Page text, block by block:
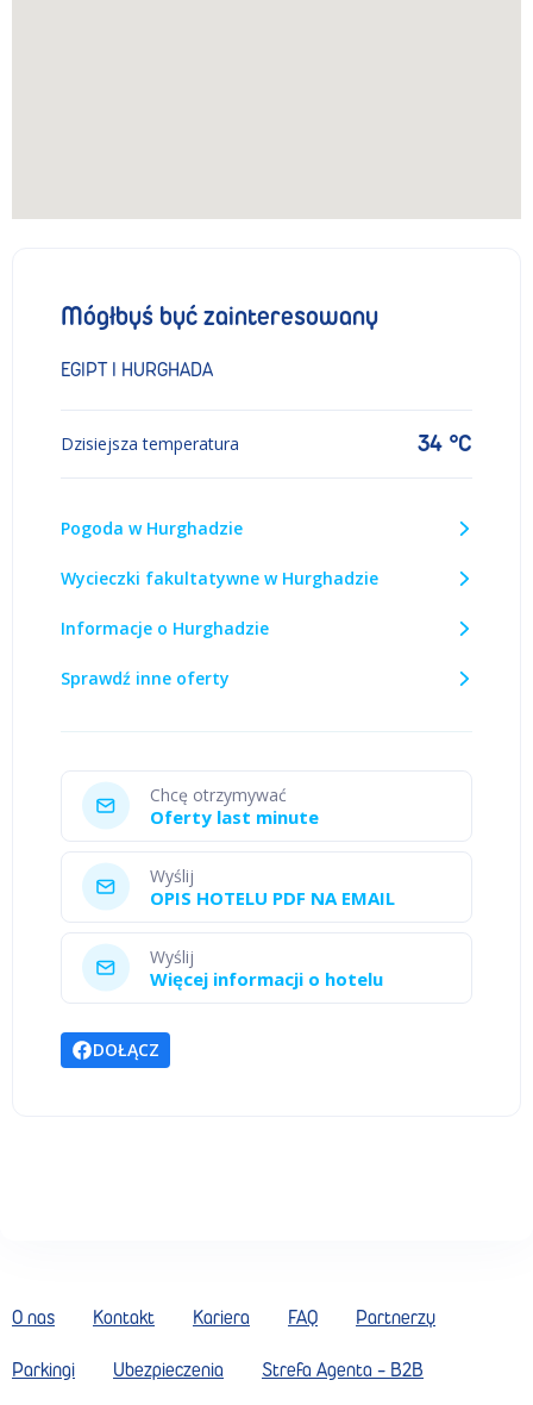
Mógłbyś być zainteresowany
EGIPT I HURGHADA
Dzisiejsza temperatura 34 °C
Pogoda w Hurghadzie
Wycieczki fakultatywne w Hurghadzie
Informacje o Hurghadzie
Sprawdź inne oferty
Chcę otrzymywać
Oferty last minute
Wyślij
OPIS HOTELU PDF NA EMAIL
Wyślij
Więcej informacji o hotelu
DOŁĄCZ
O nas Kontakt Kariera FAQ Partnerzy
Parkingi Ubezpieczenia Strefa Agenta - B2B